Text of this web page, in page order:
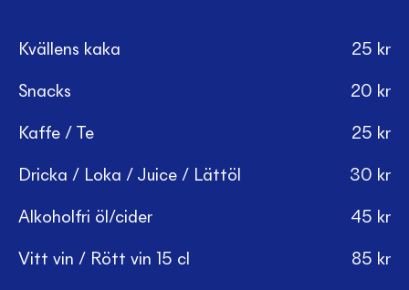
Kvällens kaka 25 kr
Snacks 20 kr
Kaffe / Te 25 kr
Dricka / Loka / Juice / Lättöl 30 kr
Alkoholfri öl/cider 45 kr
Vitt vin / Rött vin 15 cl 85 kr